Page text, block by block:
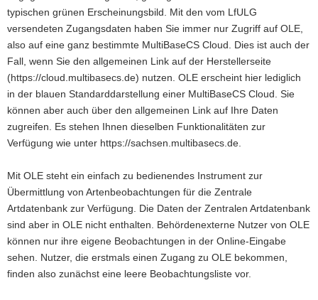
typischen grünen Erscheinungsbild. Mit den vom LfULG
versendeten Zugangsdaten haben Sie immer nur Zugriff auf OLE,
also auf eine ganz bestimmte MultiBaseCS Cloud. Dies ist auch der
Fall, wenn Sie den allgemeinen Link auf der Herstellerseite
(https://cloud.multibasecs.de) nutzen. OLE erscheint hier lediglich
in der blauen Standarddarstellung einer MultiBaseCS Cloud. Sie
können aber auch über den allgemeinen Link auf Ihre Daten
zugreifen. Es stehen Ihnen dieselben Funktionalitäten zur
Verfügung wie unter https://sachsen.multibasecs.de.
Mit OLE steht ein einfach zu bedienendes Instrument zur
Übermittlung von Artenbeobachtungen für die Zentrale
Artdatenbank zur Verfügung. Die Daten der Zentralen Artdatenbank
sind aber in OLE nicht enthalten. Behördenexterne Nutzer von OLE
können nur ihre eigene Beobachtungen in der Online-Eingabe
sehen. Nutzer, die erstmals einen Zugang zu OLE bekommen,
finden also zunächst eine leere Beobachtungsliste vor.